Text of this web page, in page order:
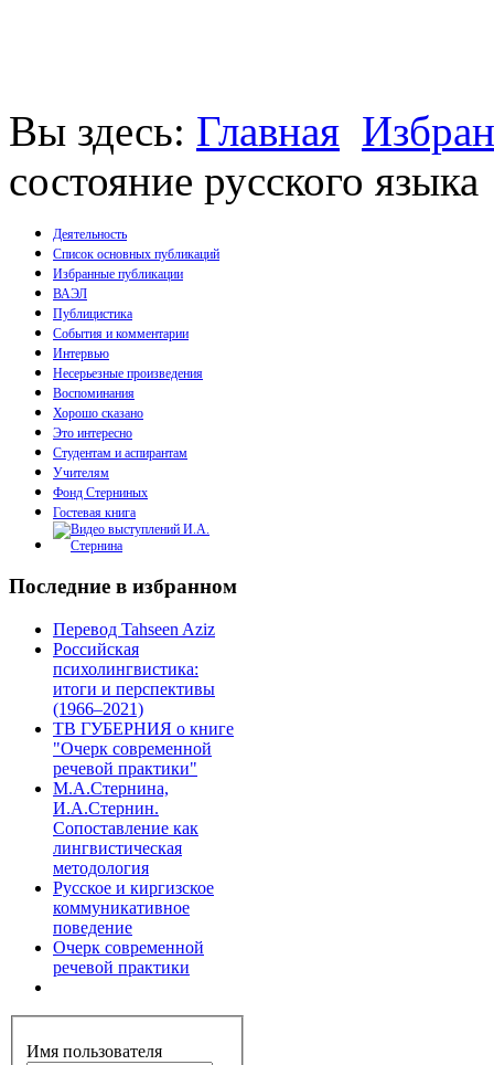
Вы здесь: Главная
состояние русского языка
Деятельность
Список основных публикаций
Монографии
Брошюры
Статьи
Избранные публикации
ВАЭЛ
Публицистика
События и комментарии
Интервью
Несерьезные произведения
Воспоминания
Хорошо сказано
Это интересно
Студентам и аспирантам
Учителям
Фонд Стерниных
Гостевая книга
Последние в избранном
Перевод Tahseen Aziz
Российская
психолингвистика:
итоги и перспективы
(1966–2021)
ТВ ГУБЕРНИЯ о книге
"Очерк современной
речевой практики"
М.А.Стернина,
И.А.Стернин.
Сопоставление как
лингвистическая
методология
Русское и киргизское
коммуникативное
поведение
Очерк современной
речевой практики
Имя пользователя